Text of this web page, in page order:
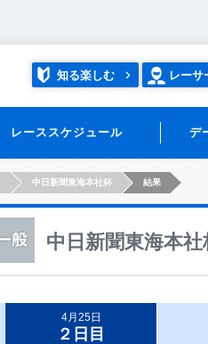
知る楽しむ レーサ
レーススケジュール デ
中日新聞東海本社杯 結果
中日新聞東海本社
4月25日
２日目